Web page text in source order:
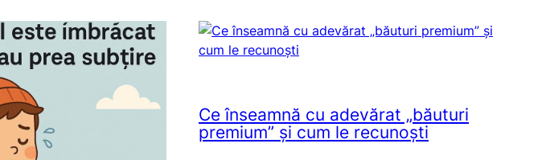
Ce înseamnă cu adevărat „băuturi
premium” și cum le recunoști